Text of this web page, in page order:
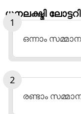
ധനലക്ഷ്മി
ഒന്നാം
രണ്ടാം